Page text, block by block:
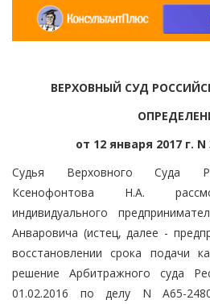
ВЕРХОВНЫЙ СУД
от 12 января 2017 г. N
Судья Верховного Суда
Ксенофонтова Н.А.
индивидуального
Анваровича (истец, далее -
восстановлении срока подачи
решение Арбитражного суда
01.02.2016 по делу N А65-